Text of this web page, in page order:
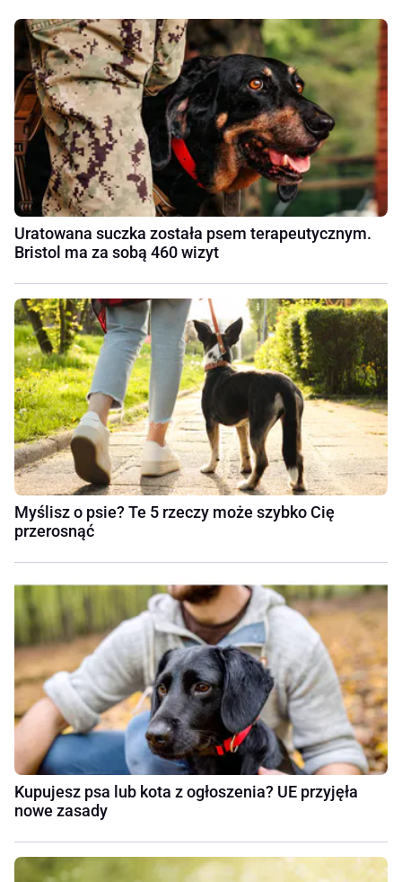
Uratowana suczka została psem terapeutycznym.
Bristol ma za sobą 460 wizyt
Myślisz o psie? Te 5 rzeczy może szybko Cię
przerosnąć
Kupujesz psa lub kota z ogłoszenia? UE przyjęła
nowe zasady